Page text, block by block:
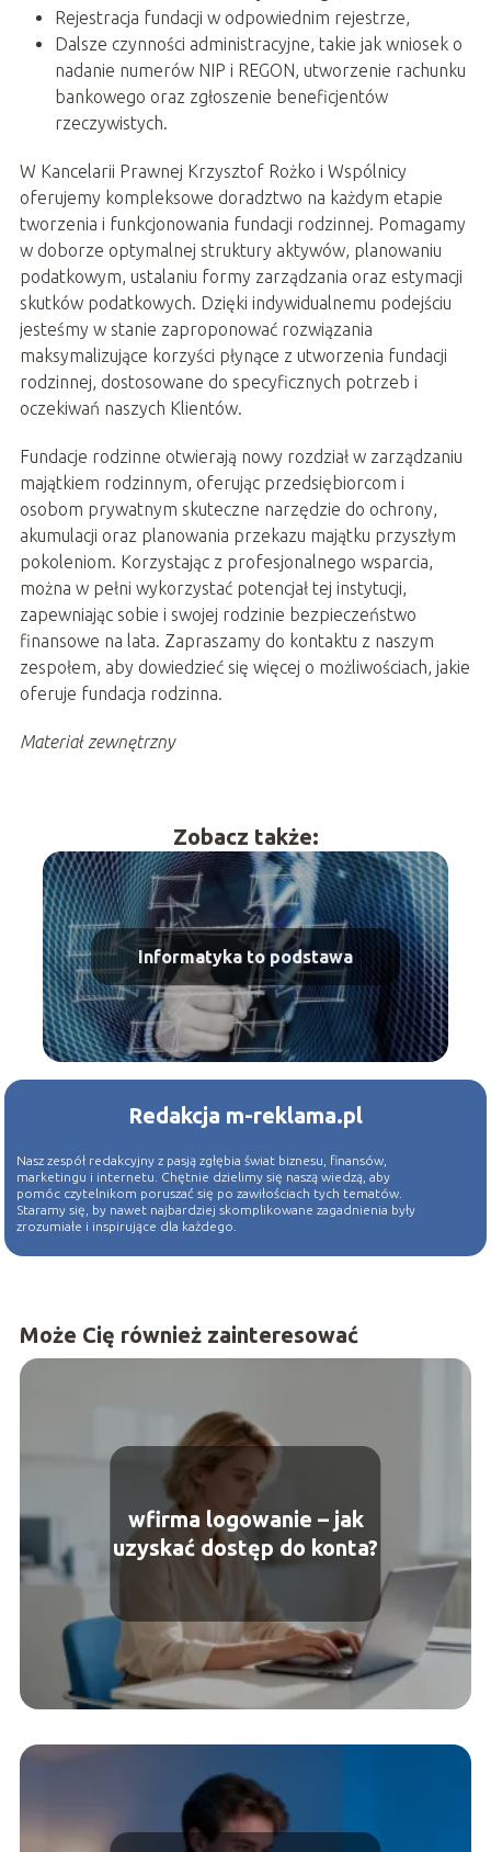
Rejestracja fundacji w odpowiednim rejestrze,
Dalsze czynności administracyjne, takie jak wniosek o
nadanie numerów NIP i REGON, utworzenie rachunku
bankowego oraz zgłoszenie beneficjentów
rzeczywistych.
W Kancelarii Prawnej Krzysztof Rożko i Wspólnicy
oferujemy kompleksowe doradztwo na każdym etapie
tworzenia i funkcjonowania fundacji rodzinnej. Pomagamy
w doborze optymalnej struktury aktywów, planowaniu
podatkowym, ustalaniu formy zarządzania oraz estymacji
skutków podatkowych. Dzięki indywidualnemu podejściu
jesteśmy w stanie zaproponować rozwiązania
maksymalizujące korzyści płynące z utworzenia fundacji
rodzinnej, dostosowane do specyficznych potrzeb i
oczekiwań naszych Klientów.
Fundacje rodzinne otwierają nowy rozdział w zarządzaniu
majątkiem rodzinnym, oferując przedsiębiorcom i
osobom prywatnym skuteczne narzędzie do ochrony,
akumulacji oraz planowania przekazu majątku przyszłym
pokoleniom. Korzystając z profesjonalnego wsparcia,
można w pełni wykorzystać potencjał tej instytucji,
zapewniając sobie i swojej rodzinie bezpieczeństwo
finansowe na lata. Zapraszamy do kontaktu z naszym
zespołem, aby dowiedzieć się więcej o możliwościach, jakie
oferuje fundacja rodzinna.
Materiał zewnętrzny
Zobacz także:
Informatyka to podstawa
Redakcja m-reklama.pl
Nasz zespół redakcyjny z pasją zgłębia świat biznesu, finansów,
marketingu i internetu. Chętnie dzielimy się naszą wiedzą, aby
pomóc czytelnikom poruszać się po zawiłościach tych tematów.
Staramy się, by nawet najbardziej skomplikowane zagadnienia były
zrozumiałe i inspirujące dla każdego.
Może Cię również zainteresować
wfirma logowanie – jak
uzyskać dostęp do konta?